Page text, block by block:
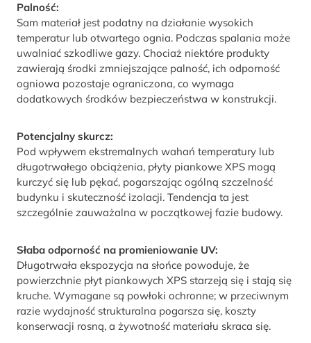
Palność:
Sam materiał jest podatny na działanie wysokich
temperatur lub otwartego ognia. Podczas spalania może
uwalniać szkodliwe gazy. Chociaż niektóre produkty
zawierają środki zmniejszające palność, ich odporność
ogniowa pozostaje ograniczona, co wymaga
dodatkowych środków bezpieczeństwa w konstrukcji.
Potencjalny skurcz:
Pod wpływem ekstremalnych wahań temperatury lub
długotrwałego obciążenia, płyty piankowe XPS mogą
kurczyć się lub pękać, pogarszając ogólną szczelność
budynku i skuteczność izolacji. Tendencja ta jest
szczególnie zauważalna w początkowej fazie budowy.
Słaba odporność na promieniowanie UV:
Długotrwała ekspozycja na słońce powoduje, że
powierzchnie płyt piankowych XPS starzeją się i stają się
kruche. Wymagane są powłoki ochronne; w przeciwnym
razie wydajność strukturalna pogarsza się, koszty
konserwacji rosną, a żywotność materiału skraca się.